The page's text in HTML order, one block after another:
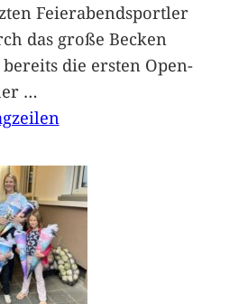
Feierabendsportler
das große Becken
die ersten Open-
…